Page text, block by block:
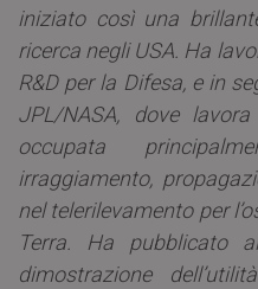
iniziato così una
ricerca negli USA. Ha
R&D per la Difesa, e in
JPL/NASA, dove
occupata
irraggiamento,
nel telerilevamento per
Terra. Ha pubblicato
dimostrazione